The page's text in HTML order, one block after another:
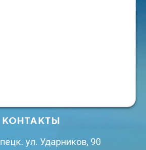
КОНТАКТЫ
ул. Ударников, 90